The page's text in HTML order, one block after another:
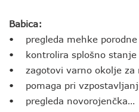
Babica:
• pregleda mehke porodne
• kontrolira splošno stanje
• zagotovi varno okolje za
• pomaga pri
• pregleda novorojenčka…